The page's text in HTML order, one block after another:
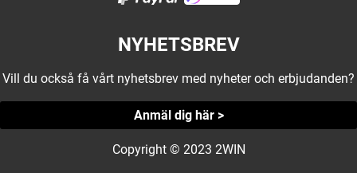
NYHETSBREV
Vill du också få vårt nyhetsbrev med nyheter och erbjudanden?
Anmäl dig här >
Copyright © 2023 2WIN